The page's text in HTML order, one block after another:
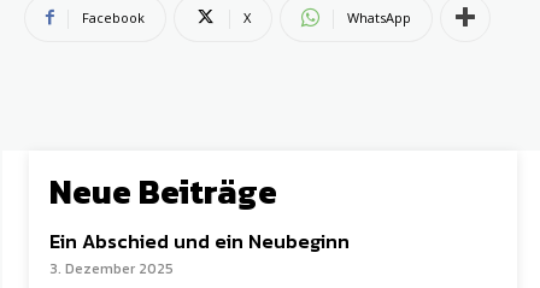
Facebook X WhatsApp
Neue Beiträge
Ein Abschied und ein Neubeginn
3. Dezember 2025